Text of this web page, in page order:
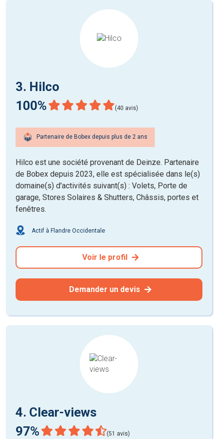
3. Hilco
100%
(40 avis)
Partenaire de Bobex depuis plus de 2 ans
Hilco est une société provenant de Deinze. Partenaire
de Bobex depuis 2023, elle est spécialisée dans le(s)
domaine(s) d'activités suivant(s) : Volets, Porte de
garage, Stores Solaires & Shutters, Châssis, portes et
fenêtres.
Actif à Flandre Occidentale
Voir le profil
Demander un devis
4. Clear-views
97%
(51 avis)